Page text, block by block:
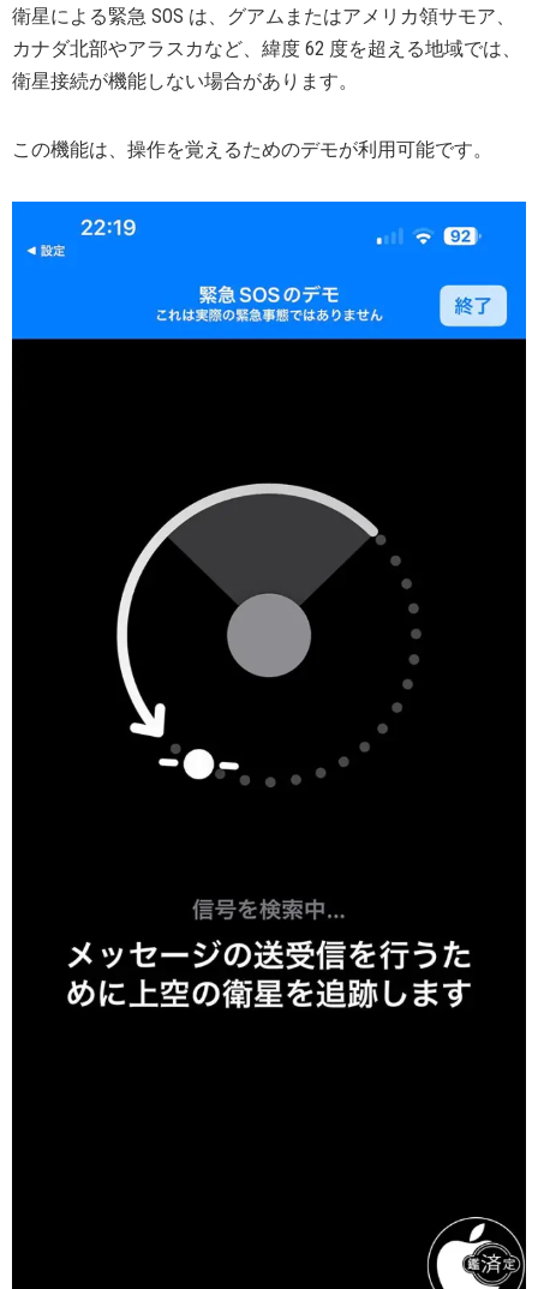
衛星による緊急 SOS は、グアムまたはアメリカ領サモア、
カナダ北部やアラスカなど、緯度 62 度を超える地域では、
衛星接続が機能しない場合があります。
この機能は、操作を覚えるためのデモが利用可能です。